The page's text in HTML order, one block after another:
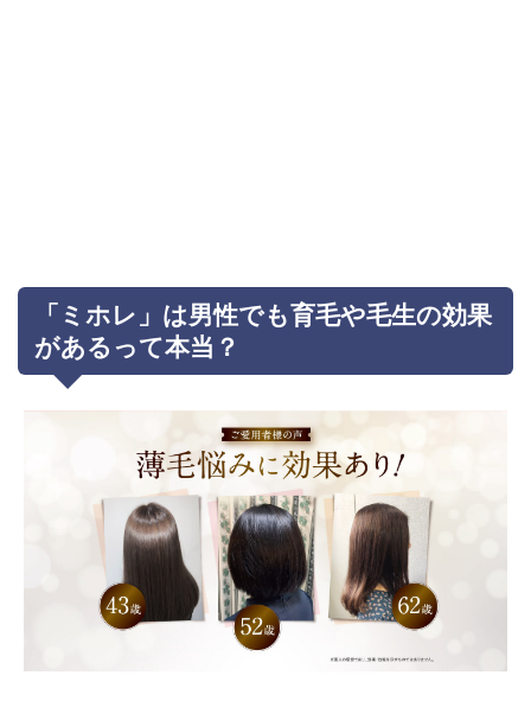
「ミホレ」は男性でも育毛や毛生の効果
があるって本当？